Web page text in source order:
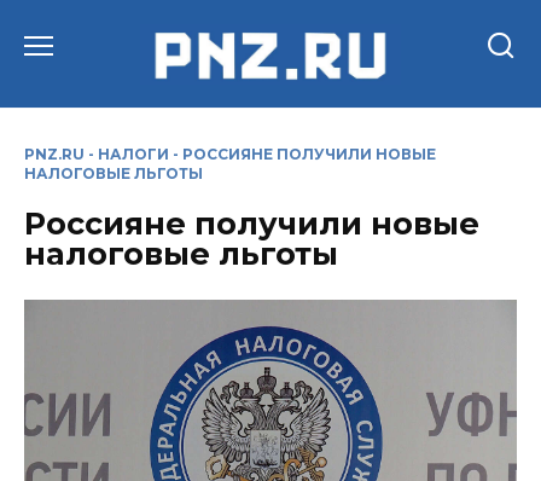
PNZ.RU - НАЛОГИ - РОССИЯНЕ ПОЛУЧИЛИ НОВЫЕ
НАЛОГОВЫЕ ЛЬГОТЫ
Россияне получили новые
налоговые льготы